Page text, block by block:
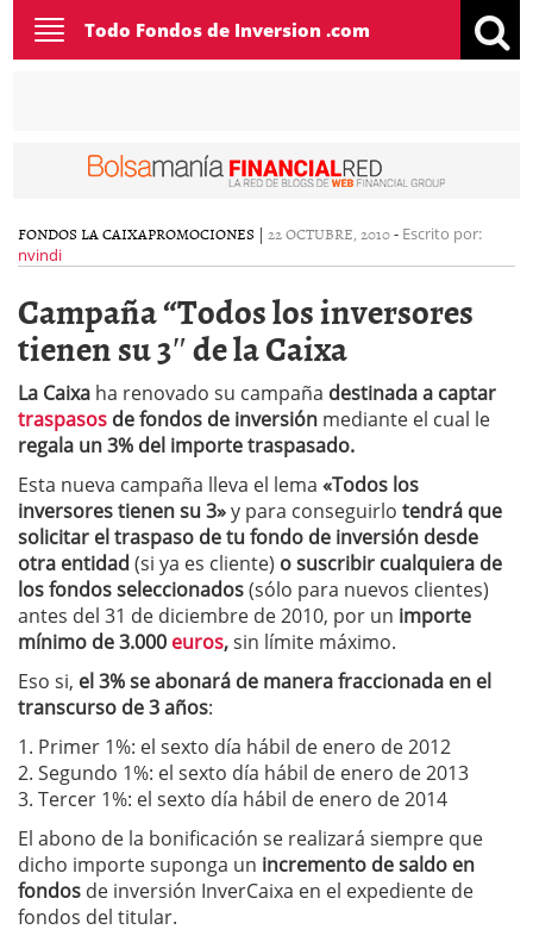
Toggle
navigation
Todo Fondos de Inversion .com
FONDOS LA CAIXAPROMOCIONES | 22 OCTUBRE, 2010- Escrito por:
nvindi
Campaña “Todos los inversores
tienen su 3″ de la Caixa
La Caixa ha renovado su campaña destinada a captar
traspasos de fondos de inversión mediante el cual le
regala un 3% del importe traspasado.
Esta nueva campaña lleva el lema «Todos los
inversores tienen su 3»y para conseguirlo tendrá que
solicitar el traspaso de tu fondo de inversión desde
otra entidad (si ya es cliente) o suscribir cualquiera de
los fondos seleccionados(sólo para nuevos clientes)
antes del 31 de diciembre de 2010, por un importe
mínimo de 3.000 euros,sin límite máximo.
Eso si, el 3% se abonará de manera fraccionada en el
transcurso de 3 años:
1. Primer 1%: el sexto día hábil de enero de 2012
2. Segundo 1%: el sexto día hábil de enero de 2013
3. Tercer 1%: el sexto día hábil de enero de 2014
El abono de la bonificación se realizará siempre que
dicho importe suponga un incremento de saldo en
fondos de inversión InverCaixa en el expediente de
fondos del titular.